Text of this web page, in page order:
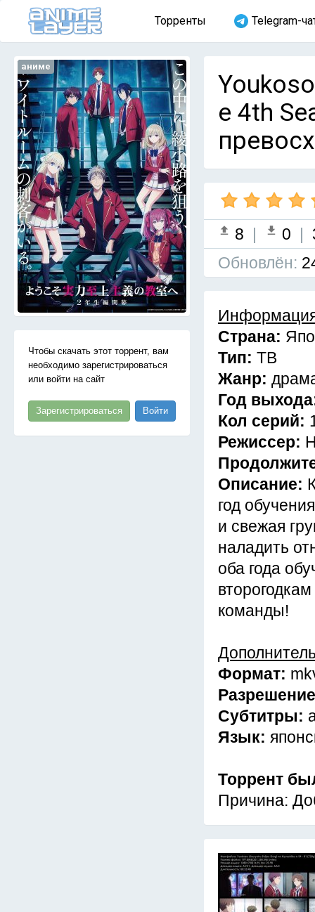
Торренты Telegram-
аниме
Чтобы скачать этот торрент, вам
необходимо зарегистрироваться
или войти на сайт
Зарегистрироваться Войти
e 4th
8 | 0 |
Обновлён:
Страна:
Тип: ТВ
Жанр:
Год
Кол серий:
Режиссер:
Описание:
год
и свежая
наладить
оба года
команды!
Формат:
Субтитры:
Язык:
Торрент
Причина: